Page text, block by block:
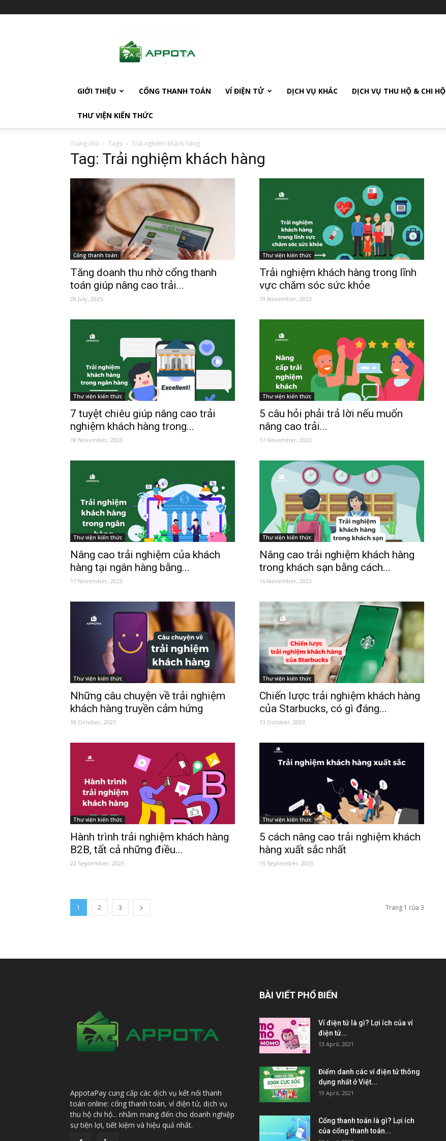
GIỚI THIỆU CỔNG THANH TOÁN VÍ ĐIỆN TỬ DỊCH VỤ KHÁC DỊCH VỤ THU HỘ & CHI HỘ
THƯ VIỆN KIẾN THỨC
Trang chủ Tags Trải nghiệm khách hàng
Tag: Trải nghiệm khách hàng
Cổng thanh toán
Tăng doanh thu nhờ cổng thanh
toán giúp nâng cao trải...
28 July, 2025
Thư viện kiến thức
Trải nghiệm khách hàng trong lĩnh
vực chăm sóc sức khỏe
19 November, 2023
Thư viện kiến thức
7 tuyệt chiêu giúp nâng cao trải
nghiệm khách hàng trong...
18 November, 2023
Thư viện kiến thức
5 câu hỏi phải trả lời nếu muốn
nâng cao trải...
17 November, 2023
Thư viện kiến thức
Nâng cao trải nghiệm của khách
hàng tại ngân hàng bằng...
17 November, 2023
Thư viện kiến thức
Nâng cao trải nghiệm khách hàng
trong khách sạn bằng cách...
16 November, 2023
Thư viện kiến thức
Những câu chuyện về trải nghiệm
khách hàng truyền cảm hứng
18 October, 2023
Thư viện kiến thức
Chiến lược trải nghiệm khách hàng
của Starbucks, có gì đáng...
13 October, 2023
Thư viện kiến thức
Hành trình trải nghiệm khách hàng
B2B, tất cả những điều...
22 September, 2023
Thư viện kiến thức
5 cách nâng cao trải nghiệm khách
hàng xuất sắc nhất
15 September, 2023
1 2 3 Trang 1 của 3
AppotaPay cung cấp các dịch vụ kết nối thanh
toán online: cổng thanh toán, ví điện tử, dịch vụ
thu hộ chi hộ... nhằm mang đến cho doanh nghiệp
sự tiện lợi, tiết kiệm và hiệu quả nhất.
BÀI VIẾT PHỔ BIẾN
Ví điện tử là gì? Lợi ích của ví
điện tử...
13 April, 2021
Điểm danh các ví điện tử thông
dụng nhất ở Việt...
19 April, 2021
Cổng thanh toán là gì? Lợi ích
của cổng thanh toán...